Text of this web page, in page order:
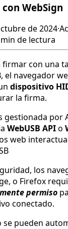
WebSign
de 2024·
de lectura
firmar con una
el navegador
dispositivo
la firma.
gestionada por
WebUSB APIo
web
los
o Firefox
permiso
conectado.
se pueden